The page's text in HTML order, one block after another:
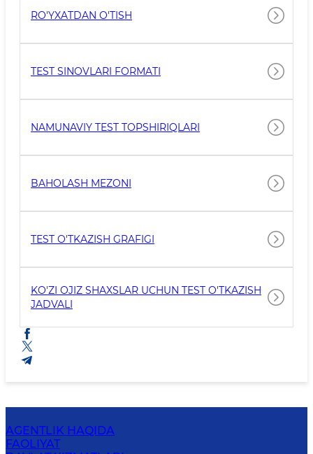
RO'YXATDAN O'TISH
TEST SINOVLARI FORMATI
NAMUNAVIY TEST TOPSHIRIQLARI
BAHOLASH MEZONI
TEST O'TKAZISH GRAFIGI
KO'ZI OJIZ SHAXSLAR UCHUN TEST O'TKAZISH
JADVALI
AGENTLIK HAQIDA
FAOLIYAT